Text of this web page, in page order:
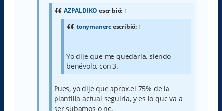
AZPALDIKO escribió: ↑
tonymaneroescribió: ↑
Yo dije que me quedaría, siendo
benévolo, con 3.
Pues, yo dije que aprox.el 75% de la
plantilla actual seguiría, y es lo que va a
ser subamos o no.